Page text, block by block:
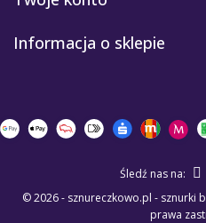
Informacja o sklepie
© 2026 - sznureczkowo.pl - sznurki
prawa
Śledź nas na: